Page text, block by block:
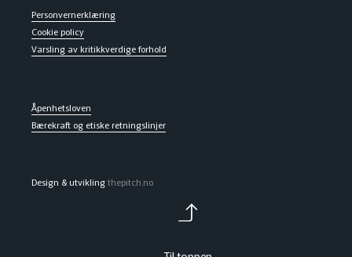
Personvernerklæring
Cookie policy
Varsling av kritikkverdige forhold
Åpenhetsloven
Bærekraft og etiske retningslinjer
Design & utviklingthepitch.no